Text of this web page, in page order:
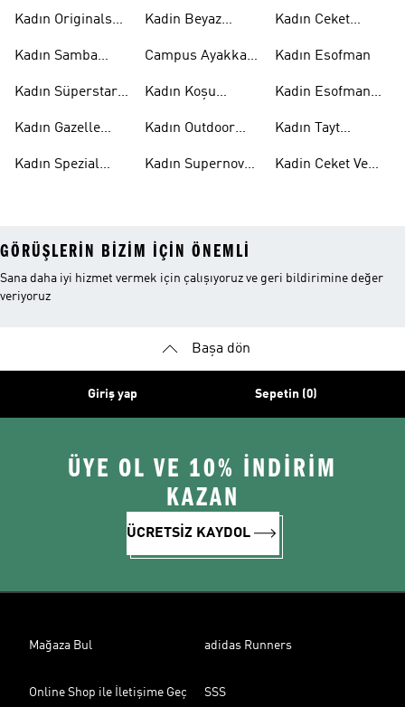
Kadın Originals
Kadın Samba
Kadın Süperstar
Kadın Gazelle
Kadın Spezial
Kadin Beyaz
Campus Ayakkabı
Kadın Koşu
Kadın Outdoor
Kadın Supernova
Kadın Ceket
Kadın Esofman
Kadin Esofman
Kadın Tayt
Kadin Ceket Ve
GÖRÜŞLERIN BIZIM IÇIN ÖNEMLI
Sana daha iyi hizmet vermek için çalışıyoruz ve geri bildirimine değer
veriyoruz
Başa dön
Giriş yap Sepetin (0)
ÜYE OL VE 10% İNDİRİM
KAZAN
ÜCRETSİZ KAYDOL
Mağaza Bul adidas Runners
Online Shop ile İletişime Geç SSS